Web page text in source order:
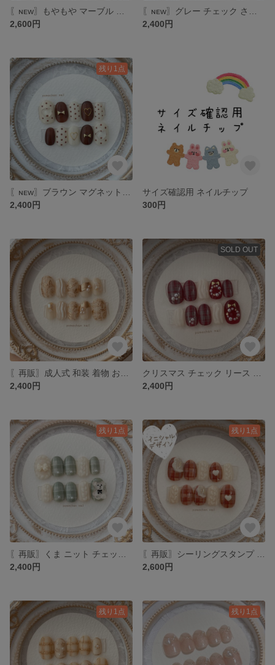
2,600円
2,400円
残り1点
2,400円
サイズ確認用 ネイルチップ
300円
2,400円
SOLD OUT
2,400円
残り1点
2,400円
残り1点
2,600円
残り1点 残り1点